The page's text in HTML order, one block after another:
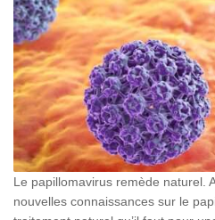
Le papillomavirus remède naturel.
nouvelles connaissances sur le